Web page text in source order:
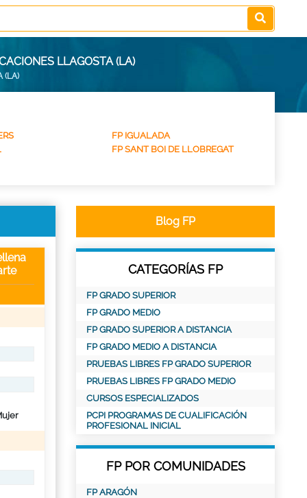
LLAGOSTA (LA)
(LA)
FP IGUALADA
FP SANT BOI DE LLOBREGAT
Blog FP
CATEGORÍAS FP
FP GRADO SUPERIOR
FP GRADO MEDIO
FP GRADO SUPERIOR A DISTANCIA
FP GRADO MEDIO A DISTANCIA
PRUEBAS LIBRES FP GRADO SUPERIOR
PRUEBAS LIBRES FP GRADO MEDIO
CURSOS ESPECIALIZADOS
PCPI PROGRAMAS DE CUALIFICACIÓN
PROFESIONAL INICIAL
FP POR COMUNIDADES
FP ARAGÓN